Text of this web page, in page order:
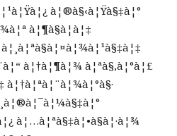
à¦®à§‹à¦Ÿà§‡à¦°
à¦¶à§à¦­à¦‡
à¦†à¦¶à¦¾ à¦ªà§‚à¦°à¦£
à¦†à¦ªà¦¨à¦¾à¦°à§·
à¦…à¦ªà§‡à¦•à§à¦·à¦¾